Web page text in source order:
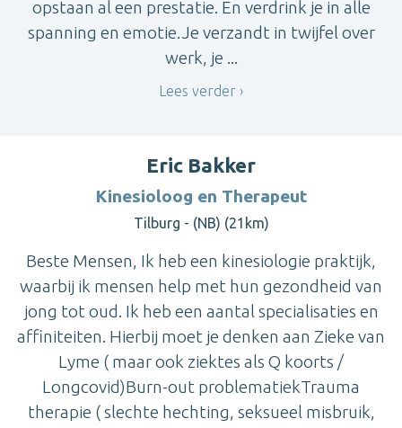
opstaan al een prestatie. En verdrink je in alle
spanning en emotie.Je verzandt in twijfel over
werk, je ...
Lees verder
Eric Bakker
Kinesioloog en Therapeut
Tilburg - (NB) (21km)
Beste Mensen, Ik heb een kinesiologie praktijk,
waarbij ik mensen help met hun gezondheid van
jong tot oud. Ik heb een aantal specialisaties en
affiniteiten. Hierbij moet je denken aan Zieke van
Lyme ( maar ook ziektes als Q koorts /
Longcovid)Burn-out problematiekTrauma
therapie ( slechte hechting, seksueel misbruik,